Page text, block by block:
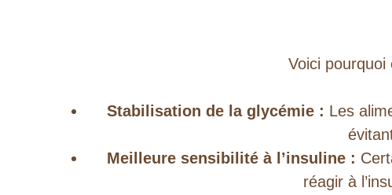
Voici pourquoi
Stabilisation de la glycémie : Les
Meilleure sensibilité à l’insuline :
réagir à